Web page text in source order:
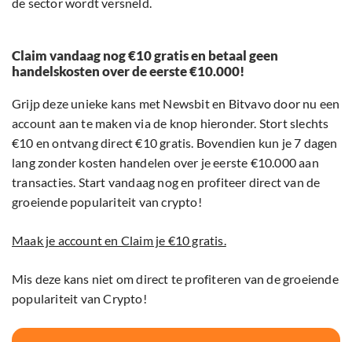
Claim vandaag nog €10 gratis en betaal geen
handelskosten over de eerste €10.000!
Grijp deze unieke kans met Newsbit en Bitvavo door nu een
account aan te maken via de knop hieronder. Stort slechts
€10 en ontvang direct €10 gratis. Bovendien kun je 7 dagen
lang zonder kosten handelen over je eerste €10.000 aan
transacties. Start vandaag nog en profiteer direct van de
groeiende populariteit van crypto!
Maak je account en Claim je €10 gratis.
Mis deze kans niet om direct te profiteren van de groeiende
populariteit van Crypto!